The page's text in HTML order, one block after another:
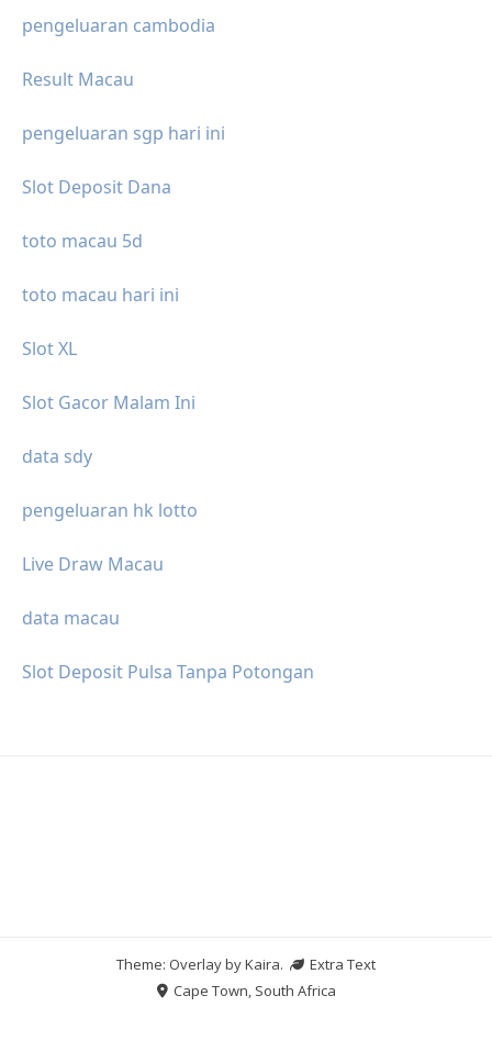
pengeluaran cambodia
Result Macau
pengeluaran sgp hari ini
Slot Deposit Dana
toto macau 5d
toto macau hari ini
Slot XL
Slot Gacor Malam Ini
data sdy
pengeluaran hk lotto
Live Draw Macau
data macau
Slot Deposit Pulsa Tanpa Potongan
Theme: Overlay byKaira.
Extra Text
Cape Town, South Africa